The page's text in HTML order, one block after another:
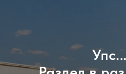
Упс...